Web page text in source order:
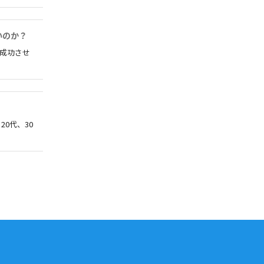
か？
功させ
代、30